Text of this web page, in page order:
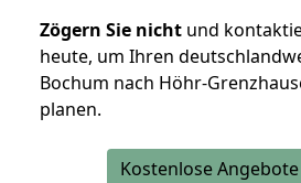
Zögern Sie nicht und
heute, um Ihren
Bochum nach Höhr-
planen.
Kostenlose